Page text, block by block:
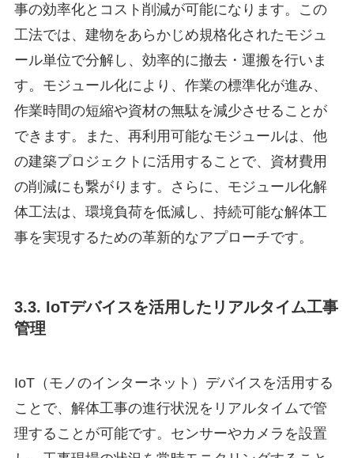
事の効率化とコスト削減が可能になります。この
工法では、建物をあらかじめ規格化されたモジュ
ール単位で分解し、効率的に撤去・運搬を行いま
す。モジュール化により、作業の標準化が進み、
作業時間の短縮や資材の無駄を減少させることが
できます。また、再利用可能なモジュールは、他
の建築プロジェクトに活用することで、資材費用
の削減にも繋がります。さらに、モジュール化解
体工法は、環境負荷を低減し、持続可能な解体工
事を実現するための革新的なアプローチです。
3.3. IoTデバイスを活用したリアルタイム工事
管理
IoT（モノのインターネット）デバイスを活用する
ことで、解体工事の進行状況をリアルタイムで管
理することが可能です。センサーやカメラを設置